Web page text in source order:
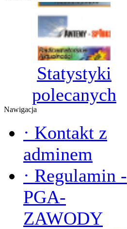
Statystyki
polecanych
Nawigacja
· Kontakt z
adminem
· Regulamin -
PGA-
ZAWODY